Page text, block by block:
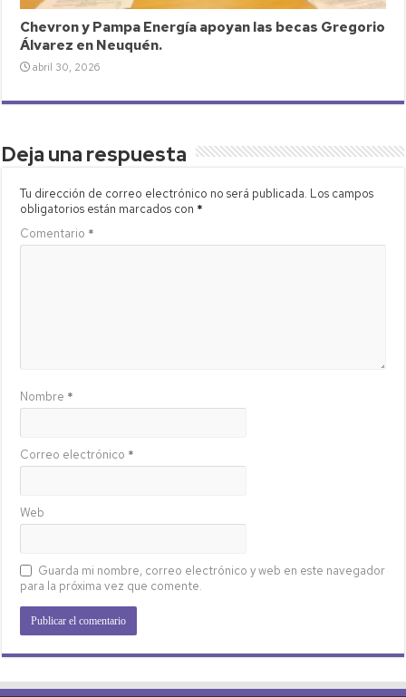
Chevron y Pampa Energía apoyan las becas Gregorio
Álvarez en Neuquén.
abril 30, 2026
Deja una respuesta
Tu dirección de correo electrónico no será publicada. Los campos
obligatorios están marcados con *
Comentario *
Nombre *
Correo electrónico *
Web
Guarda mi nombre, correo electrónico y web en este navegador
para la próxima vez que comente.